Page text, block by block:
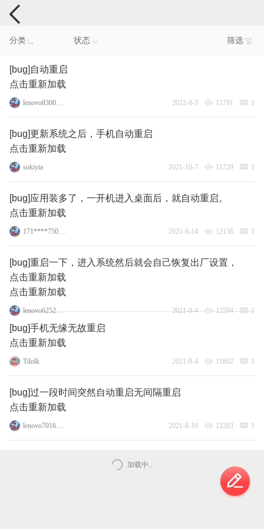
手机反馈
分类 状态 筛选
[bug]自动重启
点击重新加载
lenovo83003862 2022-8-3 11791 1
[bug]更新系统之后，手机自动重启
点击重新加载
sokiyia 2021-10-7 11729 1
[bug]应用装多了，一开机进入桌面后，就自动重启。
点击重新加载
171****7501_1 2021-9-14 12136 1
[bug]重启一下，进入系统然后就会自己恢复出厂设置，
点击重新加载
点击重新加载
lenovo62522997 2021-9-4 12594 1
[bug]手机无缘无故重启
点击重新加载
Tilolk 2021-9-4 11802 1
[bug]过一段时间突然自动重启无间隔重启
点击重新加载
lenovo70166217 2021-8-10 12203 1
加载中..